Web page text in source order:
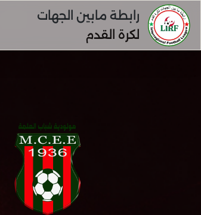
رابطة مابين الجهات
لكرة القدم